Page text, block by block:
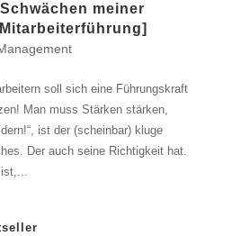
meiner
soll sich eine Führungskraft
Man muss Stärken stärken,
ist der (scheinbar) kluge
Der auch seine Richtigkeit hat.
ist,...